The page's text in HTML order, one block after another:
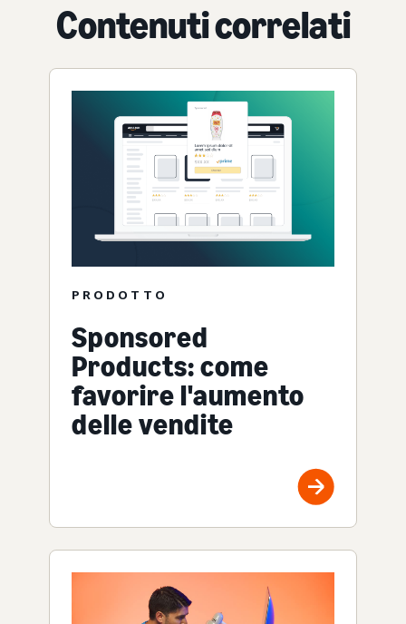
Contenuti correlati
PRODOTTO
Sponsored
Products: come
favorire l'aumento
delle vendite